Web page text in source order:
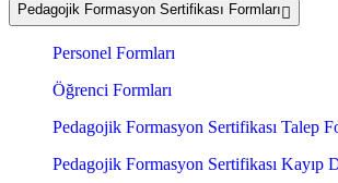
Pedagojik Formasyon Sertifikası Formları
Personel Formları
Öğrenci Formları
Pedagojik Formasyon Sertifikası Talep
Pedagojik Formasyon Sertifikası Kayıp